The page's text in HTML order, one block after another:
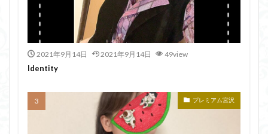
2021年9月14日 2021年9月14日 49view
Identity
プレミアム宮沢